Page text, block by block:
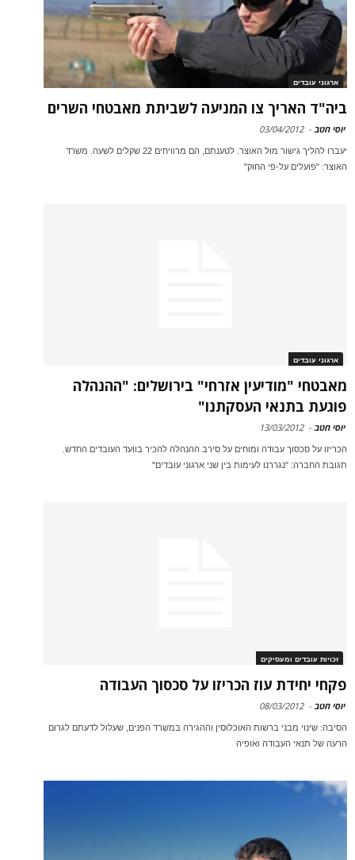
ארגוני עובדים
ביה"ד האריך צו המניעה לשביתת מאבטחי השרים
יוסי חטב -
03/04/2012
יעברו להליך גישור מול האוצר. לטענתם, הם מרוויחים 22 שקלים לשעה. משרד
האוצר: "פועלים על-פי החוק"
ארגוני עובדים
מאבטחי "מודיעין אזרחי" בירושלים: "ההנהלה
פוגעת בתנאי העסקתנו"
יוסי חטב -
13/03/2012
הכריזו על סכסוך עבודה ומוחים על סירב ההנהלה להכיר בוועד העובדים החדש.
תגובת החברה: "נגררנו לעימות בין שני ארגוני עובדים"
זכויות עובדים ומעסיקים
פקחי יחידת עוז הכריזו על סכסוך העבודה
יוסי חטב -
08/03/2012
הסיבה: שינוי מבני ברשות האוכלוסין וההגירה במשרד הפנים, שעלול לדעתם לגרום
הרעה של תנאי העבודה ואופיה